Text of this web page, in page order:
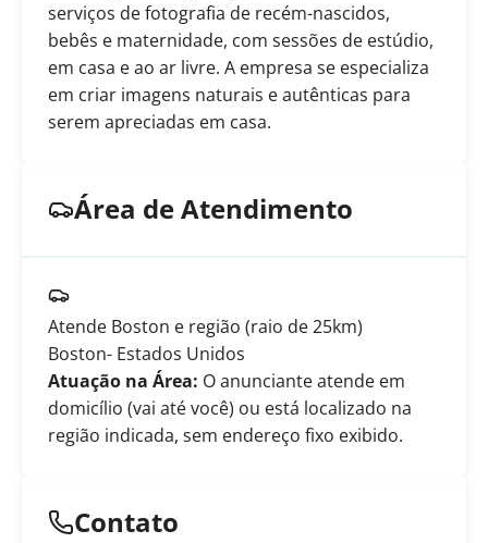
serviços de fotografia de recém-nascidos,
bebês e maternidade, com sessões de estúdio,
em casa e ao ar livre. A empresa se especializa
em criar imagens naturais e autênticas para
serem apreciadas em casa.
Área de Atendimento
Atende Boston e região (raio de 25km)
Boston- Estados Unidos
Atuação na Área: O anunciante atende em
domicílio (vai até você) ou está localizado na
região indicada, sem endereço fixo exibido.
Contato